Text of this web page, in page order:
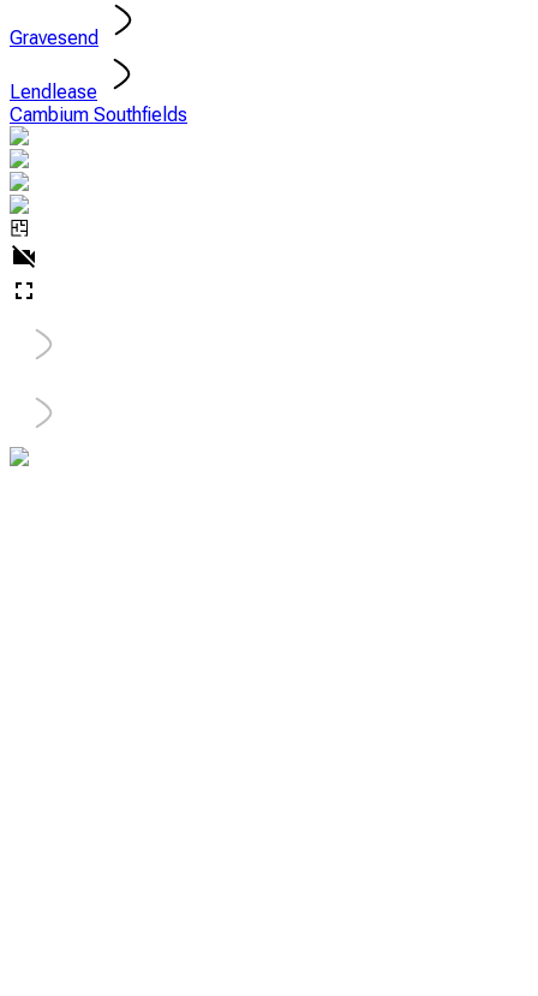
Gravesend
Lendlease
Cambium Southfields